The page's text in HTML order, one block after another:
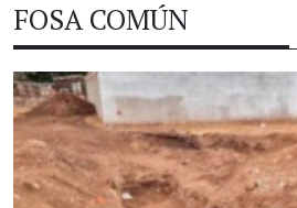
FOSA COMÚN